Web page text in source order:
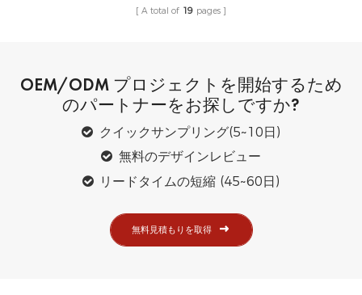
A total of 19 pages
OEM/ODM プロジェクトを開始するため
のパートナーをお探しですか?
クイックサンプリング(5~10日)
無料のデザインレビュー
リードタイムの短縮 (45~60日)
無料見積もりを取得